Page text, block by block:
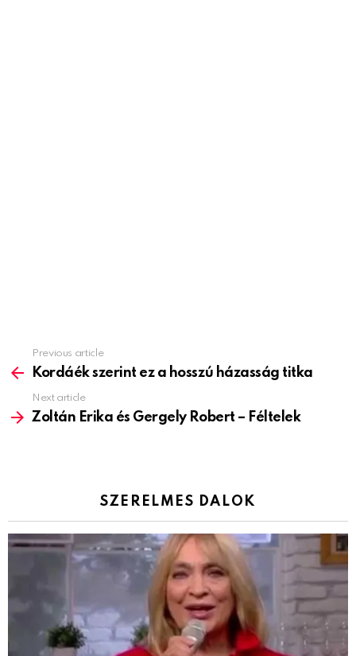
more
Previous article
Kordáék szerint ez a hosszú házasság titka
Next article
Zoltán Erika és Gergely Robert – Féltelek
SZERELMES DALOK